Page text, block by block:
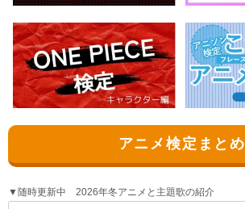
アニメ検定まとめ
▼随時更新中 2026年冬アニメと主題歌の紹介